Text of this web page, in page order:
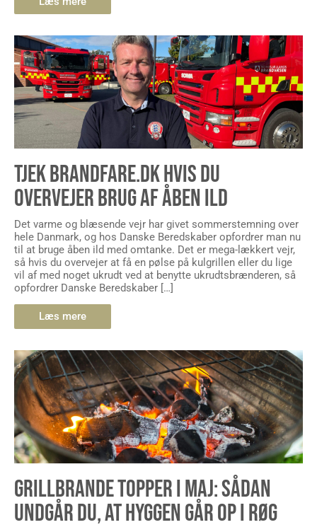
TJEK BRANDFARE.DK HVIS DU
OVERVEJER BRUG AF ÅBEN ILD
Det varme og blæsende vejr har givet sommerstemning over
hele Danmark, og hos Danske Beredskaber opfordrer man nu
til at bruge åben ild med omtanke. Det er mega-lækkert vejr,
så hvis du overvejer at få en pølse på kulgrillen eller du lige
vil af med noget ukrudt ved at benytte ukrudtsbrænderen, så
opfordrer Danske Beredskaber […]
Læs mere
GRILLBRANDE TOPPER I MAJ: SÅDAN
UNDGÅR DU, AT HYGGEN GÅR OP I RØG